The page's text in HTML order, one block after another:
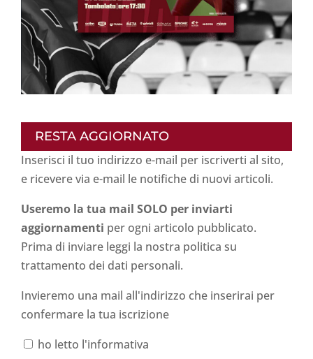
RESTA AGGIORNATO
Inserisci il tuo indirizzo e-mail per iscriverti al sito,
e ricevere via e-mail le notifiche di nuovi articoli.
Useremo la tua mail SOLO per inviarti
aggiornamenti per ogni articolo pubblicato.
Prima di inviare leggi la nostra politica su
trattamento dei dati personali.
Invieremo una mail all'indirizzo che inserirai per
confermare la tua iscrizione
ho letto l'informativa